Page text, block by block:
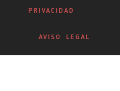
PRIVACIDAD
AVISO LEGAL